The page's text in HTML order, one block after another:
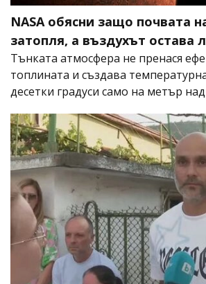
NASA обясни защо почвата
затопля, а въздухът остава
Тънката атмосфера не пренася
топлината и създава
десетки градуси само на метър